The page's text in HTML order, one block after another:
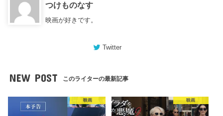
つけものなす
映画が好きです。
Twitter
NEW POST このライターの最新記事
映画 映画